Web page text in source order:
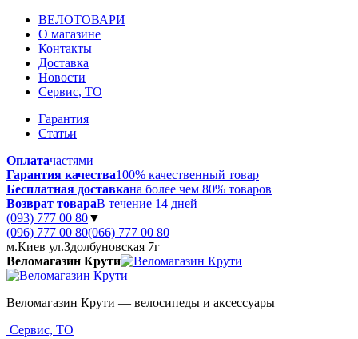
ВЕЛОТОВАРИ
О магазине
Контакты
Доставка
Новости
Сервис, ТО
Гарантия
Статьи
Оплатачастями
Гарантия качества100% качественный товар
Бесплатная доставкана более чем 80% товаров
Возврат товараВ течение 14 дней
(093) 777 00 80▼
(096) 777 00 80(066) 777 00 80
м.Киев ул.Здолбуновская 7г
Веломагазин Крути
Веломагазин Крути — велосипеды и аксессуары
Сервис, ТО